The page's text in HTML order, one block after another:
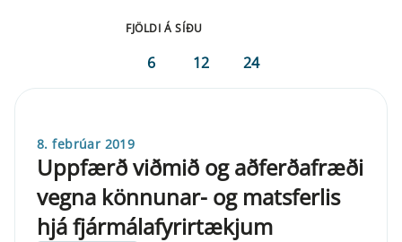
FJÖLDI Á SÍÐU
6 12 24
8. febrúar 2019
Uppfærð viðmið og aðferðafræði
vegna könnunar- og matsferlis
hjá fjármálafyrirtækjum